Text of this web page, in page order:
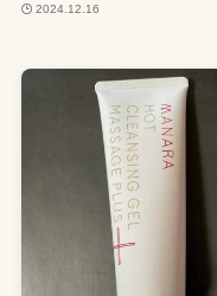
2024.12.16